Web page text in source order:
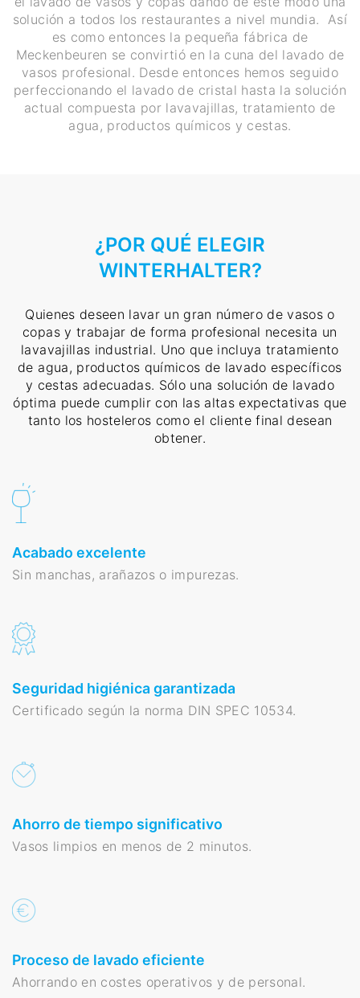
solución a todos los restaurantes a nivel mundia. Así
es como entonces la pequeña fábrica de
Meckenbeuren se convirtió en la cuna del lavado de
vasos profesional. Desde entonces hemos seguido
perfeccionando el lavado de cristal hasta la solución
actual compuesta por lavavajillas, tratamiento de
agua, productos químicos y cestas.
¿POR QUÉ ELEGIR
WINTERHALTER?
Quienes deseen lavar un gran número de vasos o
copas y trabajar de forma profesional necesita un
lavavajillas industrial. Uno que incluya tratamiento
de agua, productos químicos de lavado específicos
y cestas adecuadas. Sólo una solución de lavado
óptima puede cumplir con las altas expectativas que
tanto los hosteleros como el cliente final desean
obtener.
Acabado excelente
Sin manchas, arañazos o impurezas.
Seguridad higiénica garantizada
Certificado según la norma DIN SPEC 10534.
Ahorro de tiempo significativo
Vasos limpios en menos de 2 minutos.
Proceso de lavado eficiente
Ahorrando en costes operativos y de personal.